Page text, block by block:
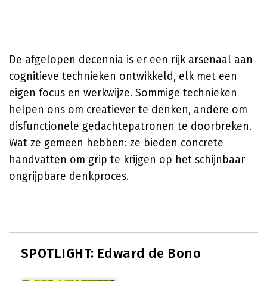
De afgelopen decennia is er een rijk arsenaal aan
cognitieve technieken ontwikkeld, elk met een
eigen focus en werkwijze. Sommige technieken
helpen ons om creatiever te denken, andere om
disfunctionele gedachtepatronen te doorbreken.
Wat ze gemeen hebben: ze bieden concrete
handvatten om grip te krijgen op het schijnbaar
ongrijpbare denkproces.
SPOTLIGHT: Edward de Bono